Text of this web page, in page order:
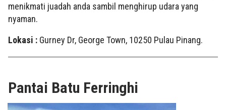
menikmati juadah anda sambil menghirup udara yang
nyaman.
Lokasi : Gurney Dr, George Town, 10250 Pulau Pinang.
Pantai Batu Ferringhi